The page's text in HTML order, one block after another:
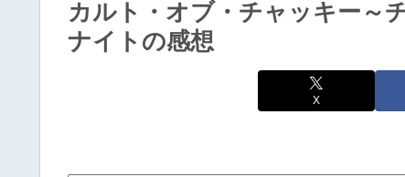
カルト・オブ・チャッキー～
ナイトの感想
X